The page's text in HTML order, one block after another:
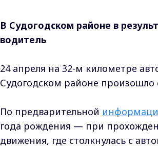
В Судогодском районе в
водитель
24 апреля на 32-м километре
Судогодском районе
По предварительной
года рождения — при
движения, где столкнулась с